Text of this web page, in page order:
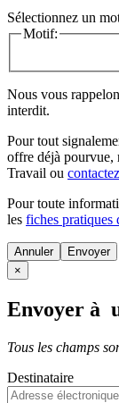
Sélectionnez un
Motif:
Nous vous
interdit.
Pour tout
offre déjà pourvue,
Travail ou
Pour toute
les fiches pratiques
Annuler
×
Envoyer à
Tous les champs
Destinataire